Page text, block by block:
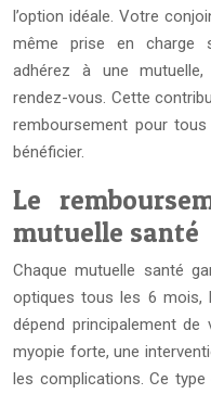
l’option idéale. Votre
même prise en charge
adhérez à une
rendez-vous. Cette
remboursement pour
bénéficier.
Le
mutuelle santé
Chaque mutuelle santé
optiques tous les 6 mois,
dépend principalement
myopie forte, une
les complications. Ce